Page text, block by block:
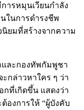
ารหมุนเวียนกำลัง
ในการดำรงชีพ
ยมที่สร้างจากความ
และกองทัพกัมพูชา
กล่าวหาใคร ๆ ว่า
กที่เกิดขึ้น แสดงว่า
องการให้ “ผู้บังคับ